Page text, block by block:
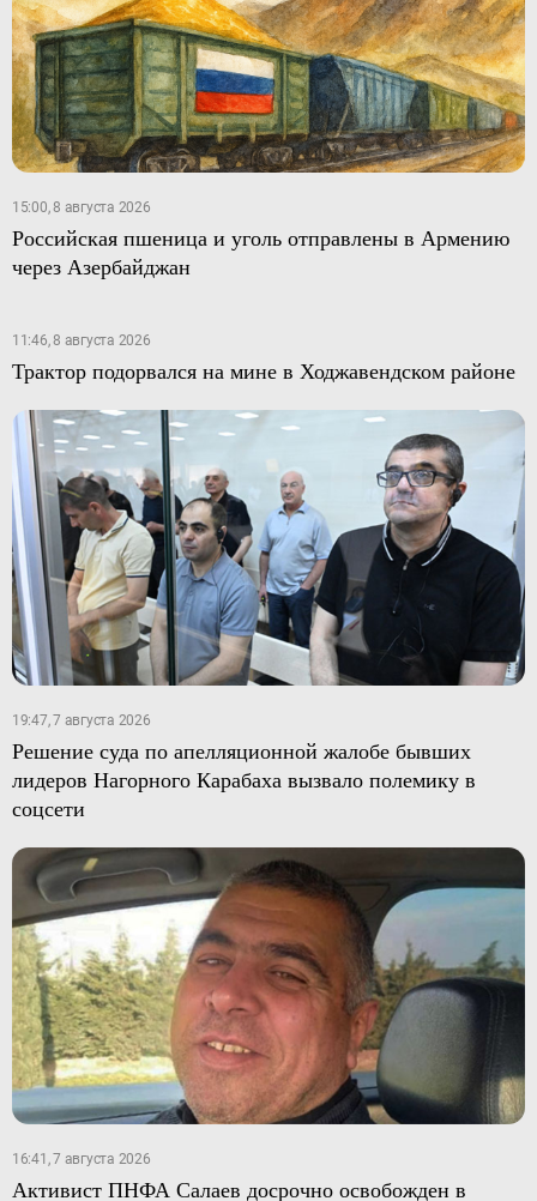
15:00, 8 августа 2026
Российская пшеница и уголь отправлены в Армению
через Азербайджан
11:46, 8 августа 2026
Трактор подорвался на мине в Ходжавендском районе
19:47, 7 августа 2026
Решение суда по апелляционной жалобе бывших
лидеров Нагорного Карабаха вызвало полемику в
соцсети
16:41, 7 августа 2026
Активист ПНФА Салаев досрочно освобожден в